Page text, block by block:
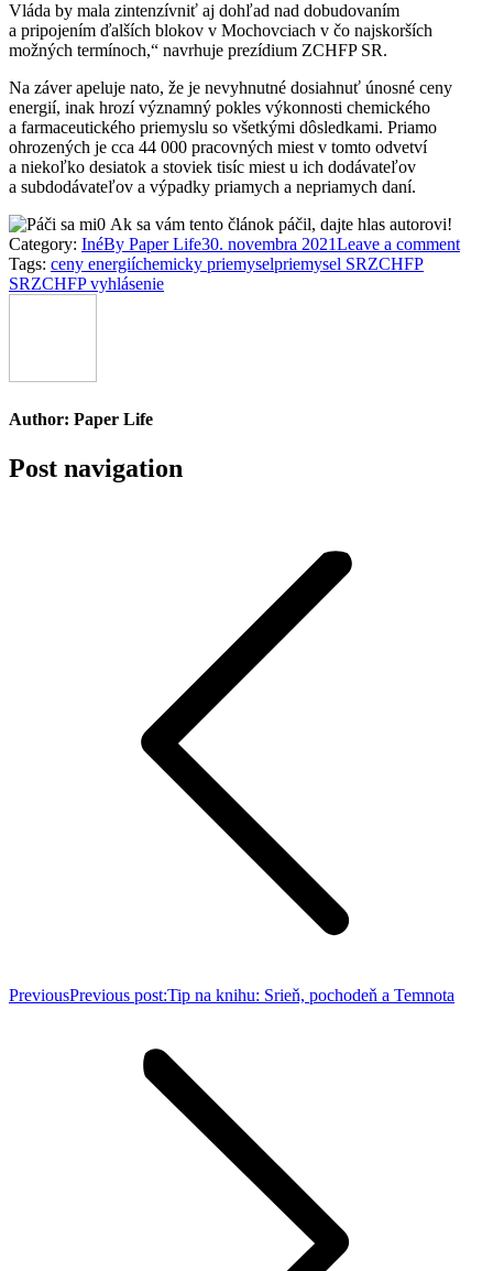
Vláda by mala zintenzívniť aj dohľad nad dobudovaním
a pripojením ďalších blokov v Mochovciach v čo najskorších
možných termínoch,“ navrhuje prezídium ZCHFP SR.
Na záver apeluje nato, že je nevyhnutné dosiahnuť únosné ceny
energií, inak hrozí významný pokles výkonnosti chemického
a farmaceutického priemyslu so všetkými dôsledkami. Priamo
ohrozených je cca 44 000 pracovných miest v tomto odvetví
a niekoľko desiatok a stoviek tisíc miest u ich dodávateľov
a subdodávateľov a výpadky priamych a nepriamych daní.
0 Ak sa vám tento článok páčil, dajte hlas autorovi!
Category: InéBy Paper Life30. novembra 2021Leave a comment
Tags: ceny energiíchemicky priemyselpriemysel SRZCHFP
SRZCHFP vyhlásenie
Author: Paper Life
Post navigation
PreviousPrevious post:Tip na knihu: Srieň, pochodeň a Temnota